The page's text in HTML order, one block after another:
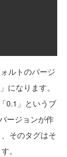
ルトのバージ
になります。
0.1」というブ
ージョンが作
そのタグはそ
。